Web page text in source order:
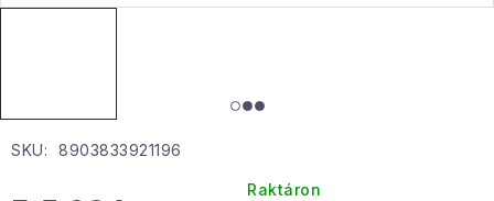
Karácsonyi esemény
SKU: 8903833921196
Raktáron